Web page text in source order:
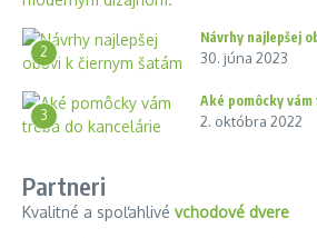
2
Návrhy najlepšej
30. júna 2023
3
Aké pomôcky
2. októbra 2022
Partneri
Kvalitné a spoľahlivé vchodové dvere